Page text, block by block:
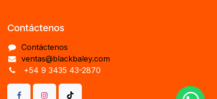
Contáctenos
Contáctenos
ventas@blackbaley.com
+54 9 3435 43-2870